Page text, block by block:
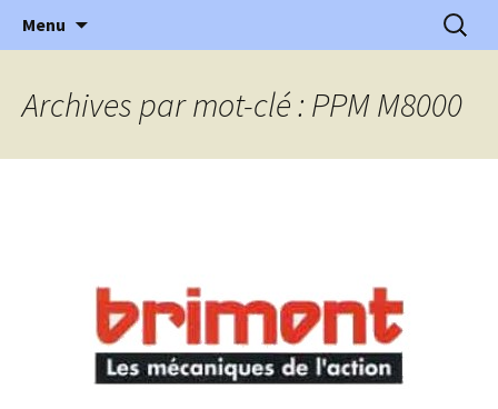
l'Automobile Ancienne
l'automobile ancienne : articles, historiques
…
Menu
Archives par mot-clé : PPM M8000